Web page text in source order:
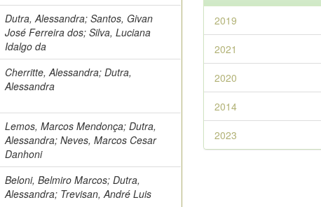
Dutra, Alessandra; Santos, Givan
José Ferreira dos; Silva, Luciana
Idalgo da
Cherritte, Alessandra; Dutra,
Alessandra
Lemos, Marcos Mendonça; Dutra,
Alessandra; Neves, Marcos Cesar
Danhoni
Beloni, Belmiro Marcos; Dutra,
Alessandra; Trevisan, André Luis
2019
2021
2020
2014
2023